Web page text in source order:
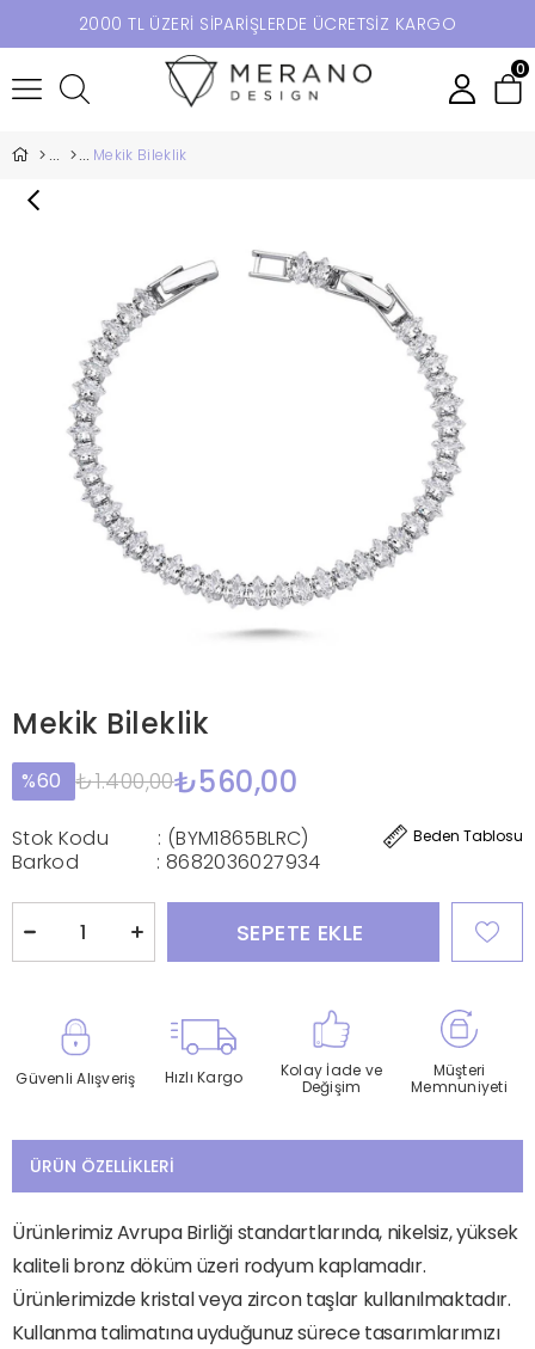
2000 TL ÜZERİ SİPARİŞLERDE ÜCRETSİZ KARGO
0
Mekik Bileklik
Mekik Bileklik
60 ₺1.400,00₺560,00
Beden Tablosu
Stok Kodu
(BYM1865BLRC)
Barkod
: 8682036027934
Güvenli Alışveriş Hızlı Kargo
Kolay İade ve
Değişim
Müşteri
Memnuniyeti
ÜRÜN ÖZELLIKLERI
Ürünlerimiz Avrupa Birliği standartlarında, nikelsiz, yüksek
kaliteli bronz döküm üzeri rodyum kaplamadır.
Ürünlerimizde kristal veya zircon taşlar kullanılmaktadır.
Kullanma talimatına uyduğunuz sürece tasarımlarımızı